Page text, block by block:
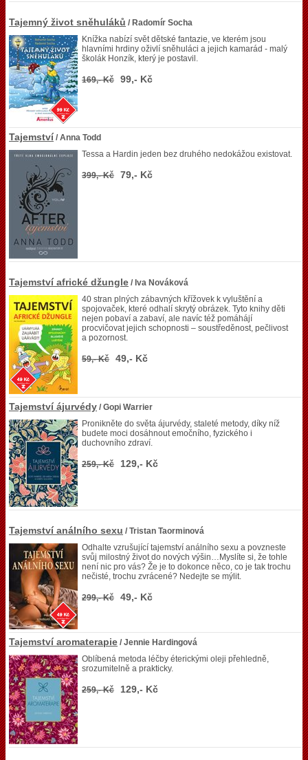
Tajemný život sněhuláků / Radomír Socha
Knížka nabízí svět dětské fantazie, ve kterém jsou
hlavními hrdiny oživlí sněhuláci a jejich kamarád - malý
školák Honzík, který je postavil.
169,- Kč 99,- Kč
Tajemství / Anna Todd
Tessa a Hardin jeden bez druhého nedokážou existovat.
399,- Kč 79,- Kč
Tajemství africké džungle / Iva Nováková
40 stran plných zábavných křížovek k vyluštění a
spojovaček, které odhalí skrytý obrázek. Tyto knihy děti
nejen pobaví a zabaví, ale navíc též pomáhájí
procvičovat jejich schopnosti – soustředěnost, pečlivost
a pozornost.
59,- Kč 49,- Kč
Tajemství ájurvédy / Gopi Warrier
Pronikněte do světa ájurvédy, staleté metody, díky níž
budete moci dosáhnout emočního, fyzického i
duchovního zdraví.
259,- Kč 129,- Kč
Tajemství análního sexu / Tristan Taorminová
Odhalte vzrušující tajemství análního sexu a povzneste
svůj milostný život do nových výšin…Myslíte si, že tohle
není nic pro vás? Že je to dokonce něco, co je tak trochu
nečisté, trochu zvrácené? Nedejte se mýlit.
299,- Kč 49,- Kč
Tajemství aromaterapie / Jennie Hardingová
Oblíbená metoda léčby éterickými oleji přehledně,
srozumitelně a prakticky.
259,- Kč 129,- Kč